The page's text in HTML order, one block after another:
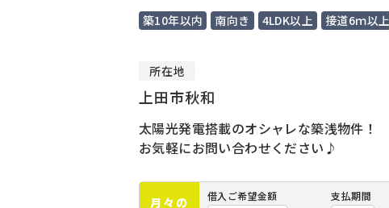
築10年以内 南向き 4LDK以上 接道6ｍ以上
所在地
上田市秋和
太陽光発電搭載のオシャレな築浅物件！
お気軽にお問い合わせください♪
月々の
借入ご希望金額 支払期間